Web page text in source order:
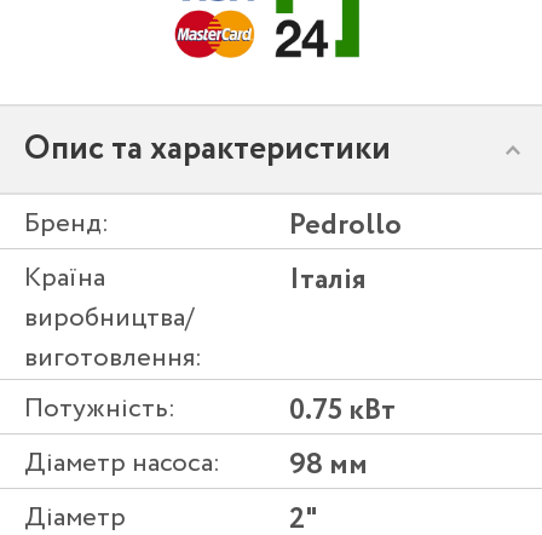
Опис та характеристики
Бренд: Pedrollo
Країна
виробництва/
виготовлення:
Італія
Потужність: 0.75 кВт
Діаметр насоса: 98 мм
Діаметр
2"